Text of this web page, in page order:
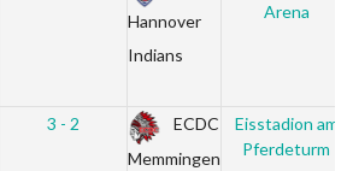
Hannover
Indians
Arena
3 - 2
ECDC
Memmingen
Eisstadion am
Pferdeturm